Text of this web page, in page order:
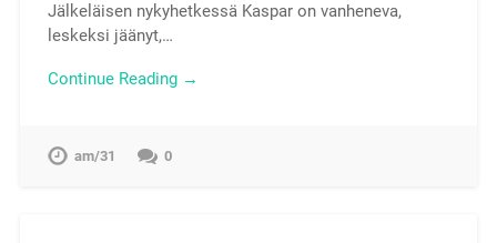
Jälkeläisen nykyhetkessä Kaspar on vanheneva,
leskeksi jäänyt,…
Continue Reading →
am/31 0